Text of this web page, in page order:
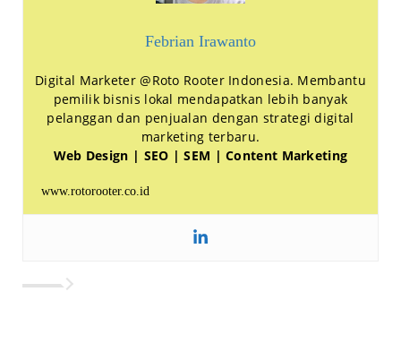
Febrian Irawanto
Digital Marketer @Roto Rooter Indonesia. Membantu
pemilik bisnis lokal mendapatkan lebih banyak
pelanggan dan penjualan dengan strategi digital
marketing terbaru.
Web Design | SEO | SEM | Content Marketing
www.rotorooter.co.id